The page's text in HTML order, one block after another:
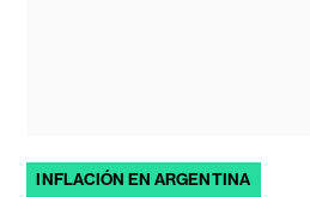
INFLACIÓN EN ARGENTINA